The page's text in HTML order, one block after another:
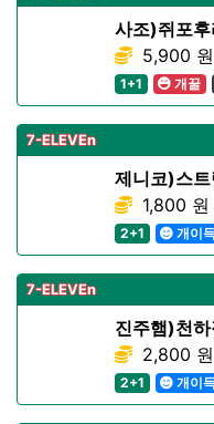
사조)쥐포
5,900 원
1+1
개꿀
7-ELEVEn
제니코)스
1,800 원
2+1
개이
7-ELEVEn
진주햄)천
2,800 원
2+1
개이